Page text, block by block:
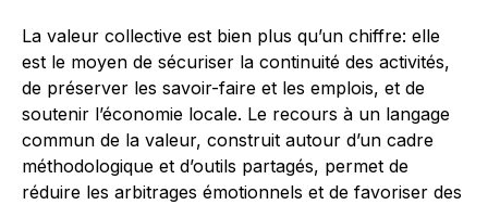
La valeur collective est bien plus qu’un chiffre: elle
est le moyen de sécuriser la continuité des activités,
de préserver les savoir-faire et les emplois, et de
soutenir l’économie locale. Le recours à un langage
commun de la valeur, construit autour d’un cadre
méthodologique et d’outils partagés, permet de
réduire les arbitrages émotionnels et de favoriser des